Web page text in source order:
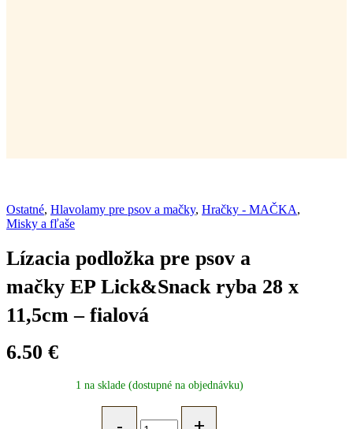
Ostatné, Hlavolamy pre psov a mačky, Hračky - MAČKA,
Misky a fľaše
Lízacia podložka pre psov a
mačky EP Lick&Snack ryba 28 x
11,5cm – fialová
6.50 €
1 na sklade (dostupné na objednávku)